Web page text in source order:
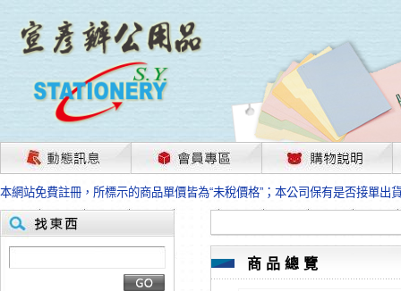
茲因國際情勢變化石油及塑化原物料波動漲幅甚大，部份上游供應商已採取
本網站免費註冊，所標示的商品單價皆為“未稅價格”；本公司保有是否接單出
HP、EPSON、CANON原廠耗材價格浮動，下單前請先跟客服人員確認最新
本網站免費註冊，所標示的商品單價皆為“未稅價格”；本公司保有是否接單出
匯款客戶請注意！因商品繁複來不及發現短缺，遂待客服人員跟您確認訂單
本網站免費註冊，所標示的商品單價皆為“未稅價格”；本公司保有是否接單出
茲因國際情勢變化石油及塑化原物料波動漲幅甚大，部份上游供應商已採取
商品總覽